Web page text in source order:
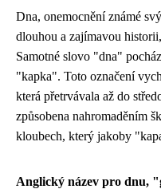
Dna, onemocnění známé
dlouhou a zajímavou
Samotné slovo "dna"
"kapka". Toto označení
která přetrvávala až do
způsobena nahromaděním
kloubech, který jakoby
Anglický název pro dnu,